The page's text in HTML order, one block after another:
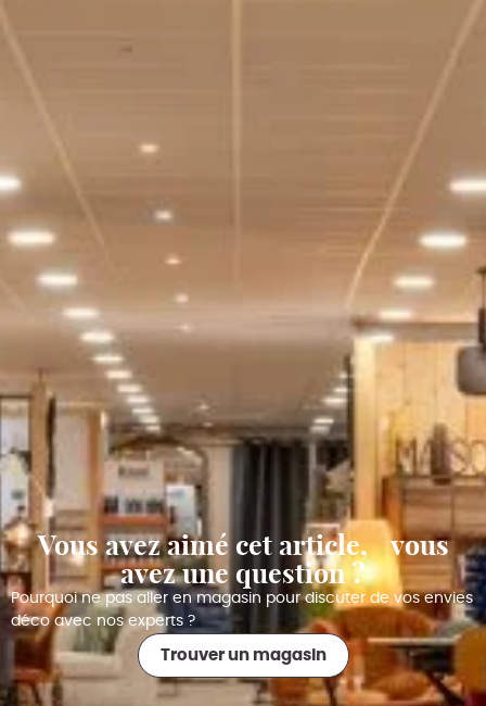
Vous avez aimé cet article, vous
avez une question ?
Pourquoi ne pas aller en magasin pour discuter de vos envies
déco avec nos experts ?
Trouver un magasin